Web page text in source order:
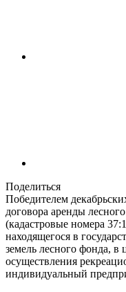
Поделиться
Победителем
договора аренды
(кадастровые номера
находящегося в
земель лесного фонда, в
осуществления
индивидуальный